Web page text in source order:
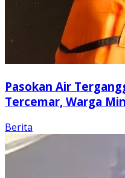
Pasokan Air
Tercemar, Warga
Berita